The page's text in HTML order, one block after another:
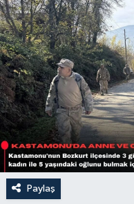
Paylaş
Sağlık
Siyaset
Spor
Türkiye